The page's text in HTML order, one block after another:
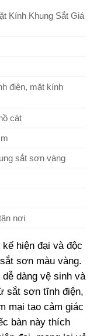
Kính Khung Sắt Giá
điện, mặt kính
cát
sắt sơn vàng
nơi
hiện đại và độc
sơn màu vàng.
dàng vệ sinh và
sắt sơn tĩnh điện,
mại tạo cảm giác
bàn này thích